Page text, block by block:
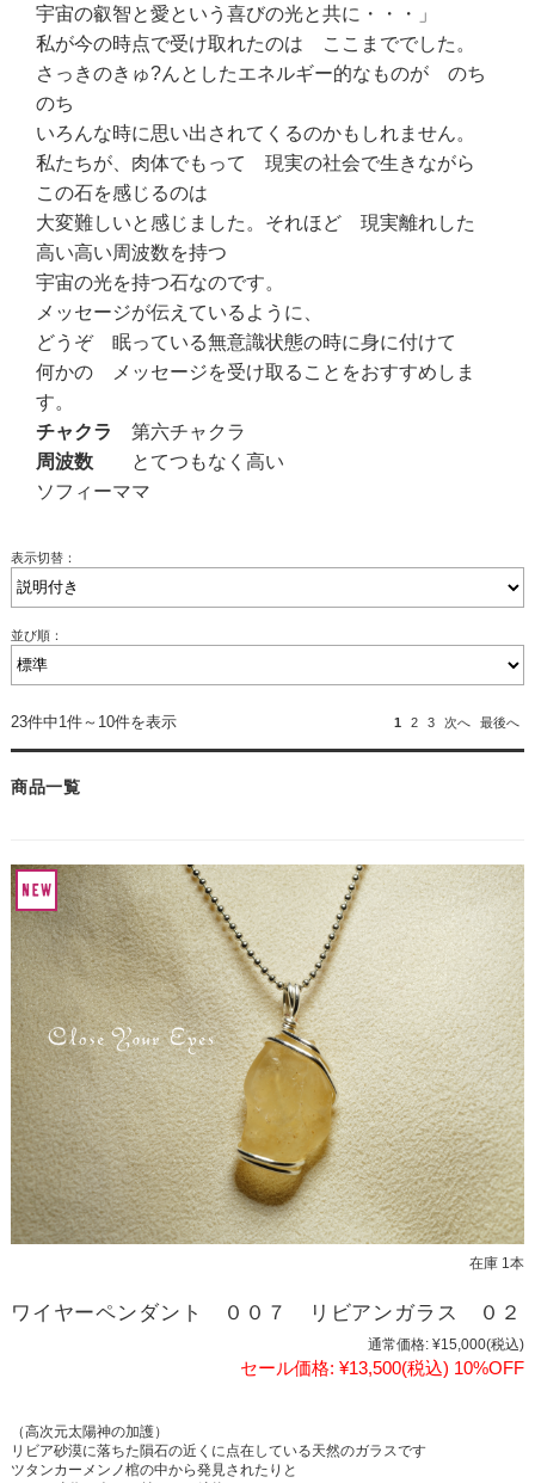
宇宙の叡智と愛という喜びの光と共に・・・」
私が今の時点で受け取れたのは ここまででした。
さっきのきゅ?んとしたエネルギー的なものが のち
のち
いろんな時に思い出されてくるのかもしれません。
私たちが、肉体でもって 現実の社会で生きながら
この石を感じるのは
大変難しいと感じました。それほど 現実離れした
高い高い周波数を持つ
宇宙の光を持つ石なのです。
メッセージが伝えているように、
どうぞ 眠っている無意識状態の時に身に付けて
何かの メッセージを受け取ることをおすすめしま
す。
チャクラ
第六チャクラ
周波数 とてつもなく高い
ソフィーママ
表示切替：
並び順：
23件中1件～10件を表示 1 2 3 次へ 最後へ
商品一覧
在庫 1本
ワイヤーペンダント ００７ リビアンガラス ０２
通常価格: ¥15,000(税込)
セール価格: ¥13,500(税込) 10%OFF
（高次元太陽神の加護）
リビア砂漠に落ちた隕石の近くに点在している天然のガラスです
ツタンカーメンノ棺の中から発見されたりと